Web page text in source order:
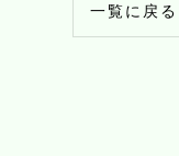
一覧に戻る